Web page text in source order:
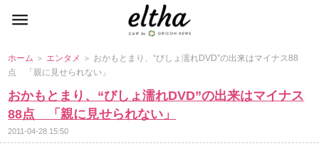
ホーム ＞ エンタメ ＞ おかもとまり、“びしょ濡れDVD”の出来はマイナス88
点 「親に見せられない」
おかもとまり、“びしょ濡れDVD”の出来はマイナス
88点 「親に見せられない」
2011-04-28 15:50